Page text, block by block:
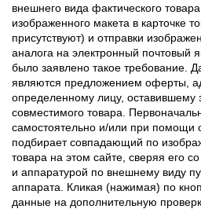
внешнего вида фактического
изображенного макета в карточке
присутствуют) и отправки
аналога на электронный почтовый
было заявлено такое требование.
являются предложением оферты,
определенному лицу, оставившему
совместимого товара.
самостоятельно и/или при помощи
подбирает совпадающий по
товара на этом сайте, сверяя его
и аппаратурой по внешнему виду
аппарата. Кликая (нажимая) по
данные на дополнительную